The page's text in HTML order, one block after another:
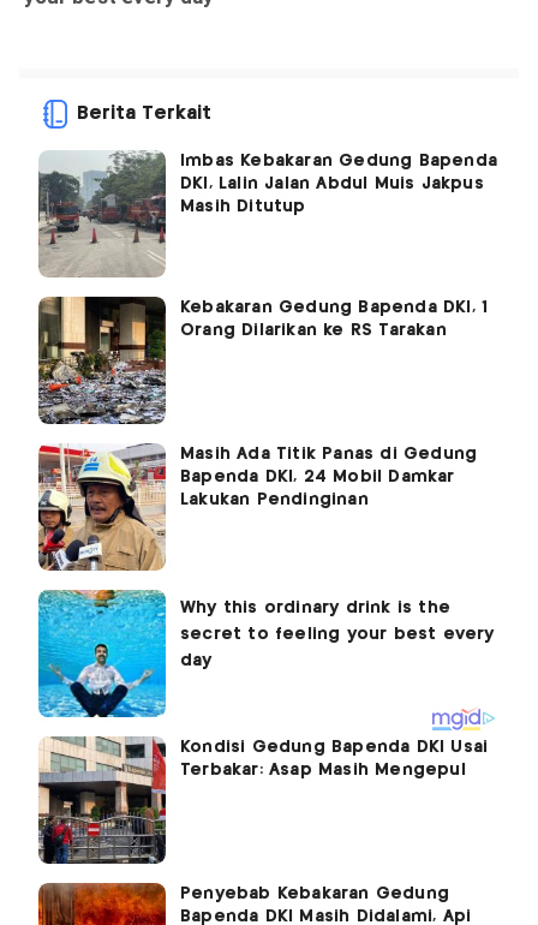
Berita Terkait
Imbas Kebakaran Gedung Bapenda
DKI, Lalin Jalan Abdul Muis Jakpus
Masih Ditutup
Kebakaran Gedung Bapenda DKI, 1
Orang Dilarikan ke RS Tarakan
Masih Ada Titik Panas di Gedung
Bapenda DKI, 24 Mobil Damkar
Lakukan Pendinginan
Kondisi Gedung Bapenda DKI Usai
Terbakar: Asap Masih Mengepul
Penyebab Kebakaran Gedung
Bapenda DKI Masih Didalami, Api